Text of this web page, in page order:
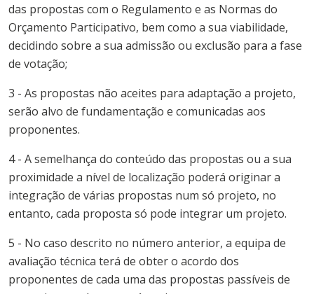
das propostas com o Regulamento e as Normas do
Orçamento Participativo, bem como a sua viabilidade,
decidindo sobre a sua admissão ou exclusão para a fase
de votação;
3 - As propostas não aceites para adaptação a projeto,
serão alvo de fundamentação e comunicadas aos
proponentes.
4 - A semelhança do conteúdo das propostas ou a sua
proximidade a nível de localização poderá originar a
integração de várias propostas num só projeto, no
entanto, cada proposta só pode integrar um projeto.
5 - No caso descrito no número anterior, a equipa de
avaliação técnica terá de obter o acordo dos
proponentes de cada uma das propostas passíveis de